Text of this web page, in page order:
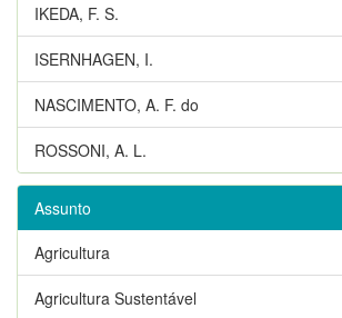
IKEDA, F. S.
ISERNHAGEN, I.
NASCIMENTO, A. F. do
ROSSONI, A. L.
Assunto
Agricultura
Agricultura Sustentável